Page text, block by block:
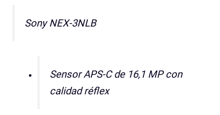
Sony NEX-3NLB
Sensor APS-C de 16,1 MP con
calidad réflex